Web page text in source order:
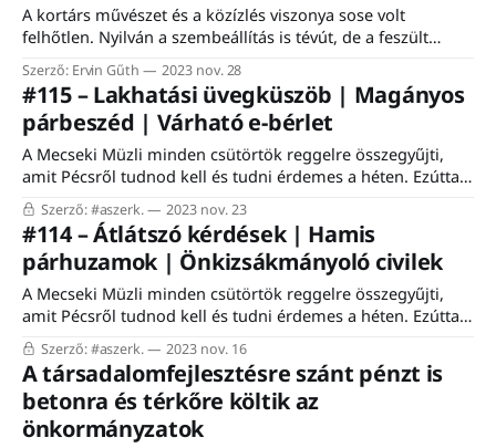
A kortárs művészet és a közízlés viszonya sose volt
felhőtlen. Nyilván a szembeállítás is tévút, de a feszült
viszonynál van rosszabb is. A közömbösség. Az érdeklődés,
a nyitottság hiánya. De lássuk be, a kortárs művészetekkel,
művészekkel általában tényleg nem könnyű, ezért is
hiánypótló a Zsolnay-negyed Kortárs Junior néven futó
Szerző: Ervin Gűth 2023 nov. 28
#115 – Lakhatási üvegküszöb | Magányos
párbeszéd | Várható e-bérlet
A Mecseki Müzli minden csütörtök reggelre összegyűjti,
amit Pécsről tudnod kell és tudni érdemes a héten. Ezúttal
csak az előfizetők kapják a teljes hírlevelet. #aszerk. Kicsit
izgulva készülünk a holnapi, előfizetők számára nyitott első
szerkesztőségi találkozóra. A részleteket a friss előfizetők
ebből a posztból tudhatják meg, a többiek meg már
Szerző: #aszerk. 2023 nov. 23
#114 – Átlátszó kérdések | Hamis
párhuzamok | Önkizsákmányoló civilek
A Mecseki Müzli minden csütörtök reggelre összegyűjti,
amit Pécsről tudnod kell és tudni érdemes a héten. Ezúttal
csak az előfizetők kapják a teljes hírlevelet. #aszerk. Mivel
az elmúlt hetekben viszonylag sok (+50) új feliratkozója lett
a hírlevélnek, így két dolgot ismét el kell mondanom: 1.
mindenképpen vedd fel a hírlevél
Szerző: #aszerk. 2023 nov. 16
A társadalomfejlesztésre szánt pénzt is
betonra és térkőre költik az
önkormányzatok